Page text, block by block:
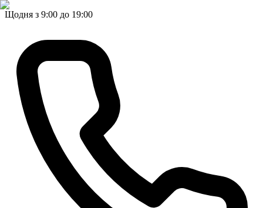
Щодня з 9:00 до 19:00